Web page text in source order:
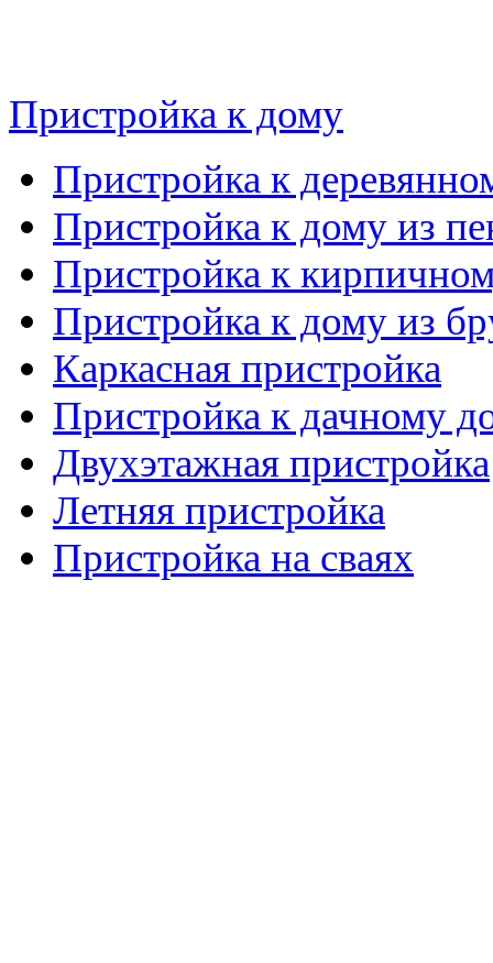
Пристройка к дому
Пристройка к
Пристройка к дому из
Пристройка к
Пристройка к дому из
Каркасная пристройка
Пристройка к дачному
Двухэтажная пристройка
Летняя пристройка
Пристройка на сваях